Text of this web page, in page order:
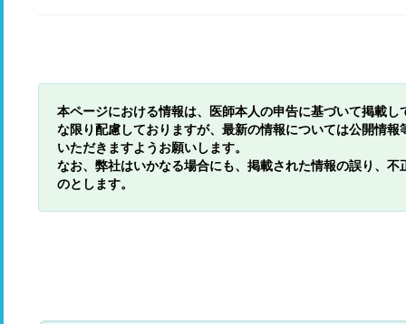
本ページにおける情報は、医師本人の申告に基づいて掲載
な限り配慮しておりますが、最新の情報については公開情
いただきますようお願いします。
なお、弊社はいかなる場合にも、掲載された情報の誤り、
のとします。